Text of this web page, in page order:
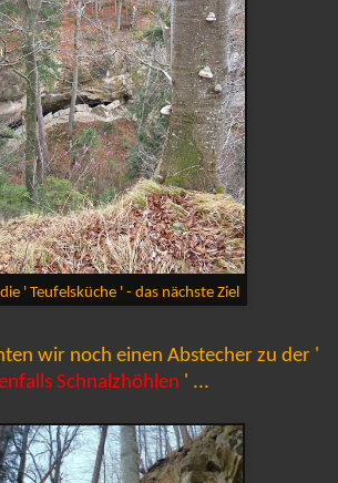
' Teufelsküche ' - das nächste Ziel
wir noch einen Abstecher zu der '
Schnalzhöhlen ' ...